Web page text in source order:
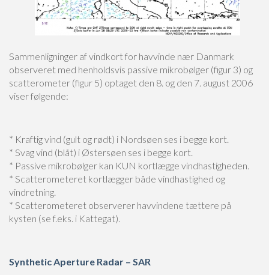
Sammenligninger af vindkort for havvinde nær Danmark
observeret med henholdsvis passive mikrobølger (figur 3) og
scatterometer (figur 5) optaget den 8. og den 7. august 2006
viser følgende:
* Kraftig vind (gult og rødt) i Nordsøen ses i begge kort.
* Svag vind (blåt) i Østersøen ses i begge kort.
* Passive mikrobølger kan KUN kortlægge vindhastigheden.
* Scatterometeret kortlægger både vindhastighed og
vindretning.
* Scatterometeret observerer havvindene tættere på
kysten (se f.eks. i Kattegat).
Synthetic Aperture Radar – SAR